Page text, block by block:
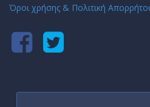
Όροι χρήσης & Πολιτική